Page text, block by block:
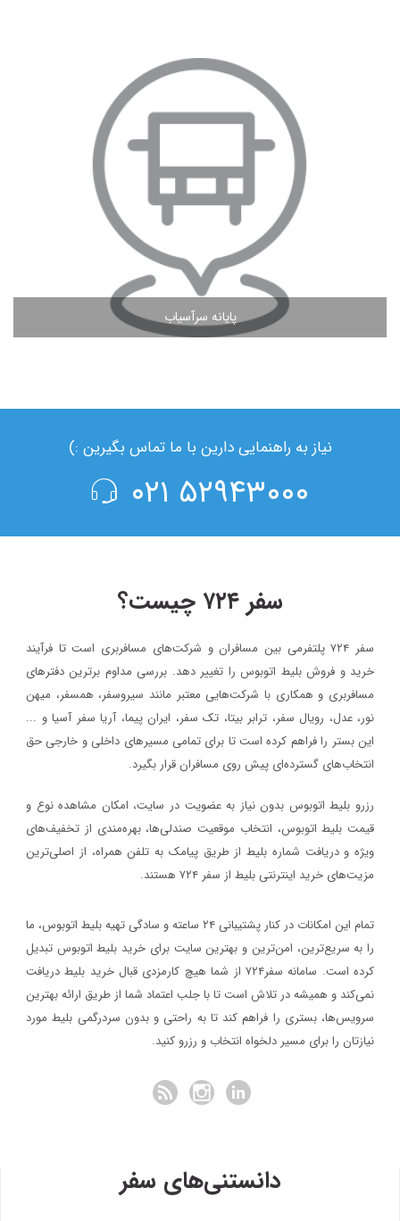
پایانه سرآسیاب
مشاهده ادامه مطلب
نیاز به راهنمایی دارین با ما تماس بگیرین :)
۵۲۹۴۳۰۰۰ ۰۲۱
سفر ۷۲۴ چیست؟
سفر ۷۲۴ پلتفرمی بین مسافران و شرکت‌های مسافربری است تا فرآیند
خرید و فروش بلیط اتوبوس را تغییر دهد. بررسی مداوم برترین دفترهای
مسافربری و همکاری با شرکت‌هایی معتبر مانند سیروسفر، همسفر، میهن‌
نور، عدل، رویال سفر، ترابر بیتا، تک سفر، ایران پیما، آریا سفر آسیا و ...
این بستر را فراهم کرده است تا برای تمامی مسیرهای داخلی و خارجی حق
انتخاب‌های گسترده‌ای پیش روی مسافران قرار بگیرد.
رزرو بلیط اتوبوس بدون نیاز به عضویت در سایت، امکان مشاهده نوع و
قیمت بلیط اتوبوس، انتخاب موقعیت صندلی‌ها، بهره‌مندی از تخفیف‌های
ویژه و دریافت شماره‌ بلیط از طریق پیامک به تلفن همراه، از اصلی‌ترین
مزیت‌های خرید اینترنتی بلیط از سفر ۷۲۴ هستند.
تمام این امکانات در کنار پشتیبانی‌ ۲۴ ساعته و سادگی تهیه بلیط اتوبوس، ما
را به سریع‌ترین، امن‌ترین و بهترین سایت برای خرید بلیط اتوبوس تبدیل
کرده است. سامانه سفر۷۲۴ از شما هیچ کارمزدی قبال خرید بلیط دریافت
نمی‌کند و همیشه در تلاش است تا با جلب اعتماد شما از طریق ارائه بهترین
سرویس‌ها، بستری را فراهم کند تا به راحتی و بدون سردرگمی بلیط مورد
نیازتان را برای مسیر دلخواه انتخاب و رزرو کنید.
دانستنی‌های سفر